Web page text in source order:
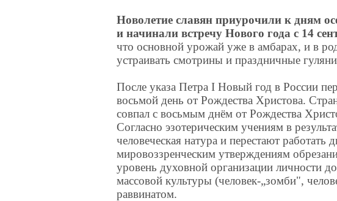
Новолетие славян приурочили к дням
и начинали встречу Нового года с 14
что основной урожай уже в амбарах, и в
устраивать смотрины и праздничные
После указа Петра I Новый год в России
восьмой день от Рождества Христова.
совпал с восьмым днём от Рождества
Согласно эзотерическим учениям в
человеческая натура и перестают
мировоззренческим утверждениям
уровень духовной организации личности
массовой культуры (человек-„зомби",
раввинатом.